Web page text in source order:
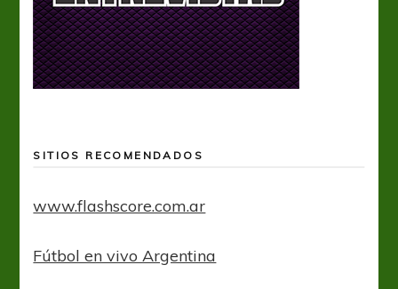
SITIOS RECOMENDADOS
www.flashscore.com.ar
Fútbol en vivo Argentina